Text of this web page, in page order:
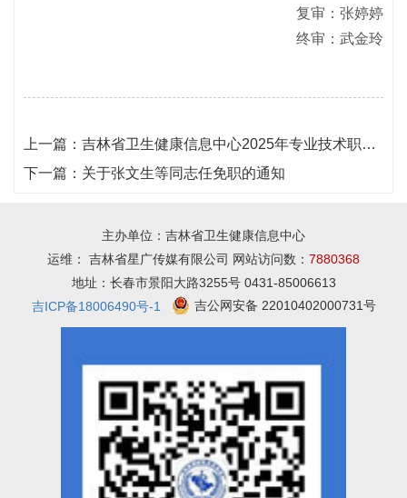
复审：张婷婷
终审：武金玲
上一篇： 吉林省卫生健康信息中心2025年专业技术职务评审公示
下一篇： 关于张文生等同志任免职的通知
主办单位：吉林省卫生健康信息中心
运维： 吉林省星广传媒有限公司 网站访问数： 7880368
地址：长春市景阳大路3255号 0431-85006613
吉ICP备18006490号-1
吉公网安备 22010402000731号